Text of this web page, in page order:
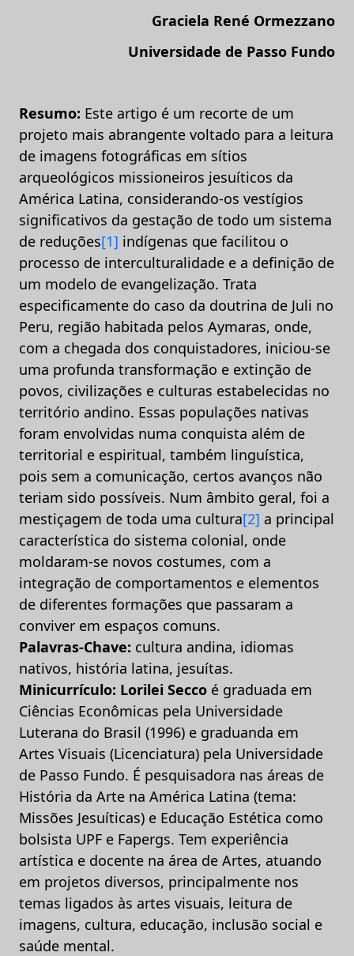
Graciela René Ormezzano
Universidade de Passo Fundo
Resumo: Este artigo é um recorte de um
projeto mais abrangente voltado para a leitura
de imagens fotográficas em sítios
arqueológicos missioneiros jesuíticos da
América Latina, considerando-os vestígios
significativos da gestação de todo um sistema
de reduções[1] indígenas que facilitou o
processo de interculturalidade e a definição de
um modelo de evangelização. Trata
especificamente do caso da doutrina de Juli no
Peru, região habitada pelos Aymaras, onde,
com a chegada dos conquistadores, iniciou-se
uma profunda transformação e extinção de
povos, civilizações e culturas estabelecidas no
território andino. Essas populações nativas
foram envolvidas numa conquista além de
territorial e espiritual, também linguística,
pois sem a comunicação, certos avanços não
teriam sido possíveis. Num âmbito geral, foi a
mestiçagem de toda uma cultura[2] a principal
característica do sistema colonial, onde
moldaram-se novos costumes, com a
integração de comportamentos e elementos
de diferentes formações que passaram a
conviver em espaços comuns.
Palavras-Chave: cultura andina, idiomas
nativos, história latina, jesuítas.
Minicurrículo: Lorilei Secco é graduada em
Ciências Econômicas pela Universidade
Luterana do Brasil (1996) e graduanda em
Artes Visuais (Licenciatura) pela Universidade
de Passo Fundo. É pesquisadora nas áreas de
História da Arte na América Latina (tema:
Missões Jesuíticas) e Educação Estética como
bolsista UPF e Fapergs. Tem experiência
artística e docente na área de Artes, atuando
em projetos diversos, principalmente nos
temas ligados às artes visuais, leitura de
imagens, cultura, educação, inclusão social e
saúde mental.